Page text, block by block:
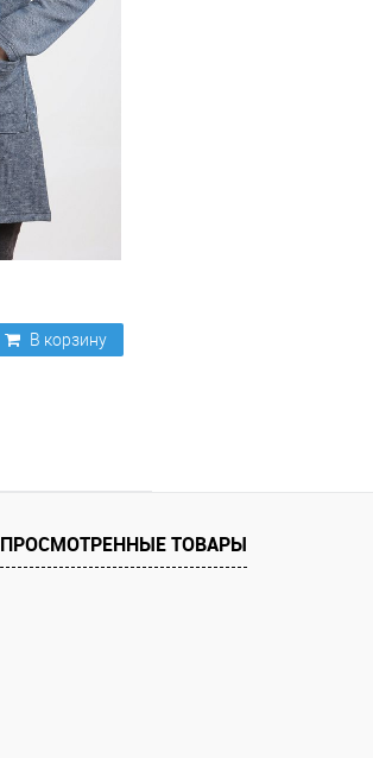
В корзину
ПРОСМОТРЕННЫЕ ТОВАРЫ